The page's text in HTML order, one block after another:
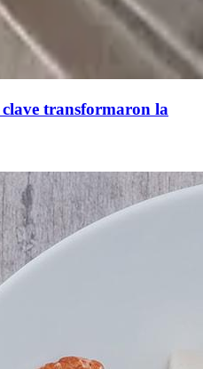
transformaron la